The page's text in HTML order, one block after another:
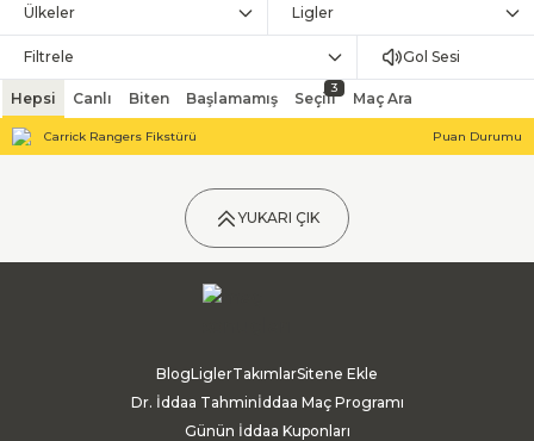
Ülkeler Ligler
Filtrele Gol Sesi
Hepsi Canlı Biten Başlamamış Seçili
3
Maç Ara
Carrick Rangers Fikstürü Puan Durumu
YUKARI ÇIK
BlogLiglerTakımlarSitene Ekle
Dr. İddaa Tahminİddaa Maç Programı
Günün İddaa Kuponları